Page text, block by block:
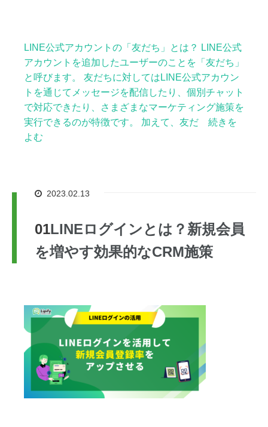
LINE公式アカウントの「友だち」とは？ LINE公式
アカウントを追加したユーザーのことを「友だち」
と呼びます。 友だちに対してはLINE公式アカウン
トを通じてメッセージを配信したり、個別チャット
で対応できたり、さまざまなマーケティング施策を
実行できるのが特徴です。 加えて、友だ 続きを
よむ
2023.02.13
LINEログインとは？新規会員
を増やす効果的なCRM施策